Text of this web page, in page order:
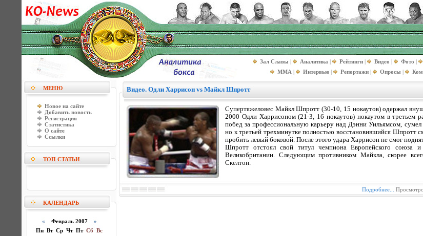
Зал Славы | Аналитика | Рейтинги | Видео | Фото |
MMA | Интервью | Репортажи | Опросы |
МЕНЮ
Новое на сайте
Добавить новость
Регистрация
Статистика
О сайте
Ссылки
ТОП СТАТЬИ
КАЛЕНДАРЬ
« Февраль 2007 »
Пн Вт Ср Чт Пт Сб Вс
Видео. Одли Харрисон vs Майкл Шпротт
Супертяжеловес Майкл Шпротт (30-10, 15 нокаутов) одержал
2000 Одли Харрисоном (21-3, 16 нокаутов) нокаутом в третьем
побед за профессиональную карьеру над Дэнни Уильямсом,
но к третьей трехминутке полностью восстановившийся Шпротт
пробить левый боковой. После этого удара Харрисон не смог
Шпротт отстоял свой титул чемпиона Европейского союза
Великобритании. Следующим противником Майкла, скорее
Скелтон.
Подробнее...